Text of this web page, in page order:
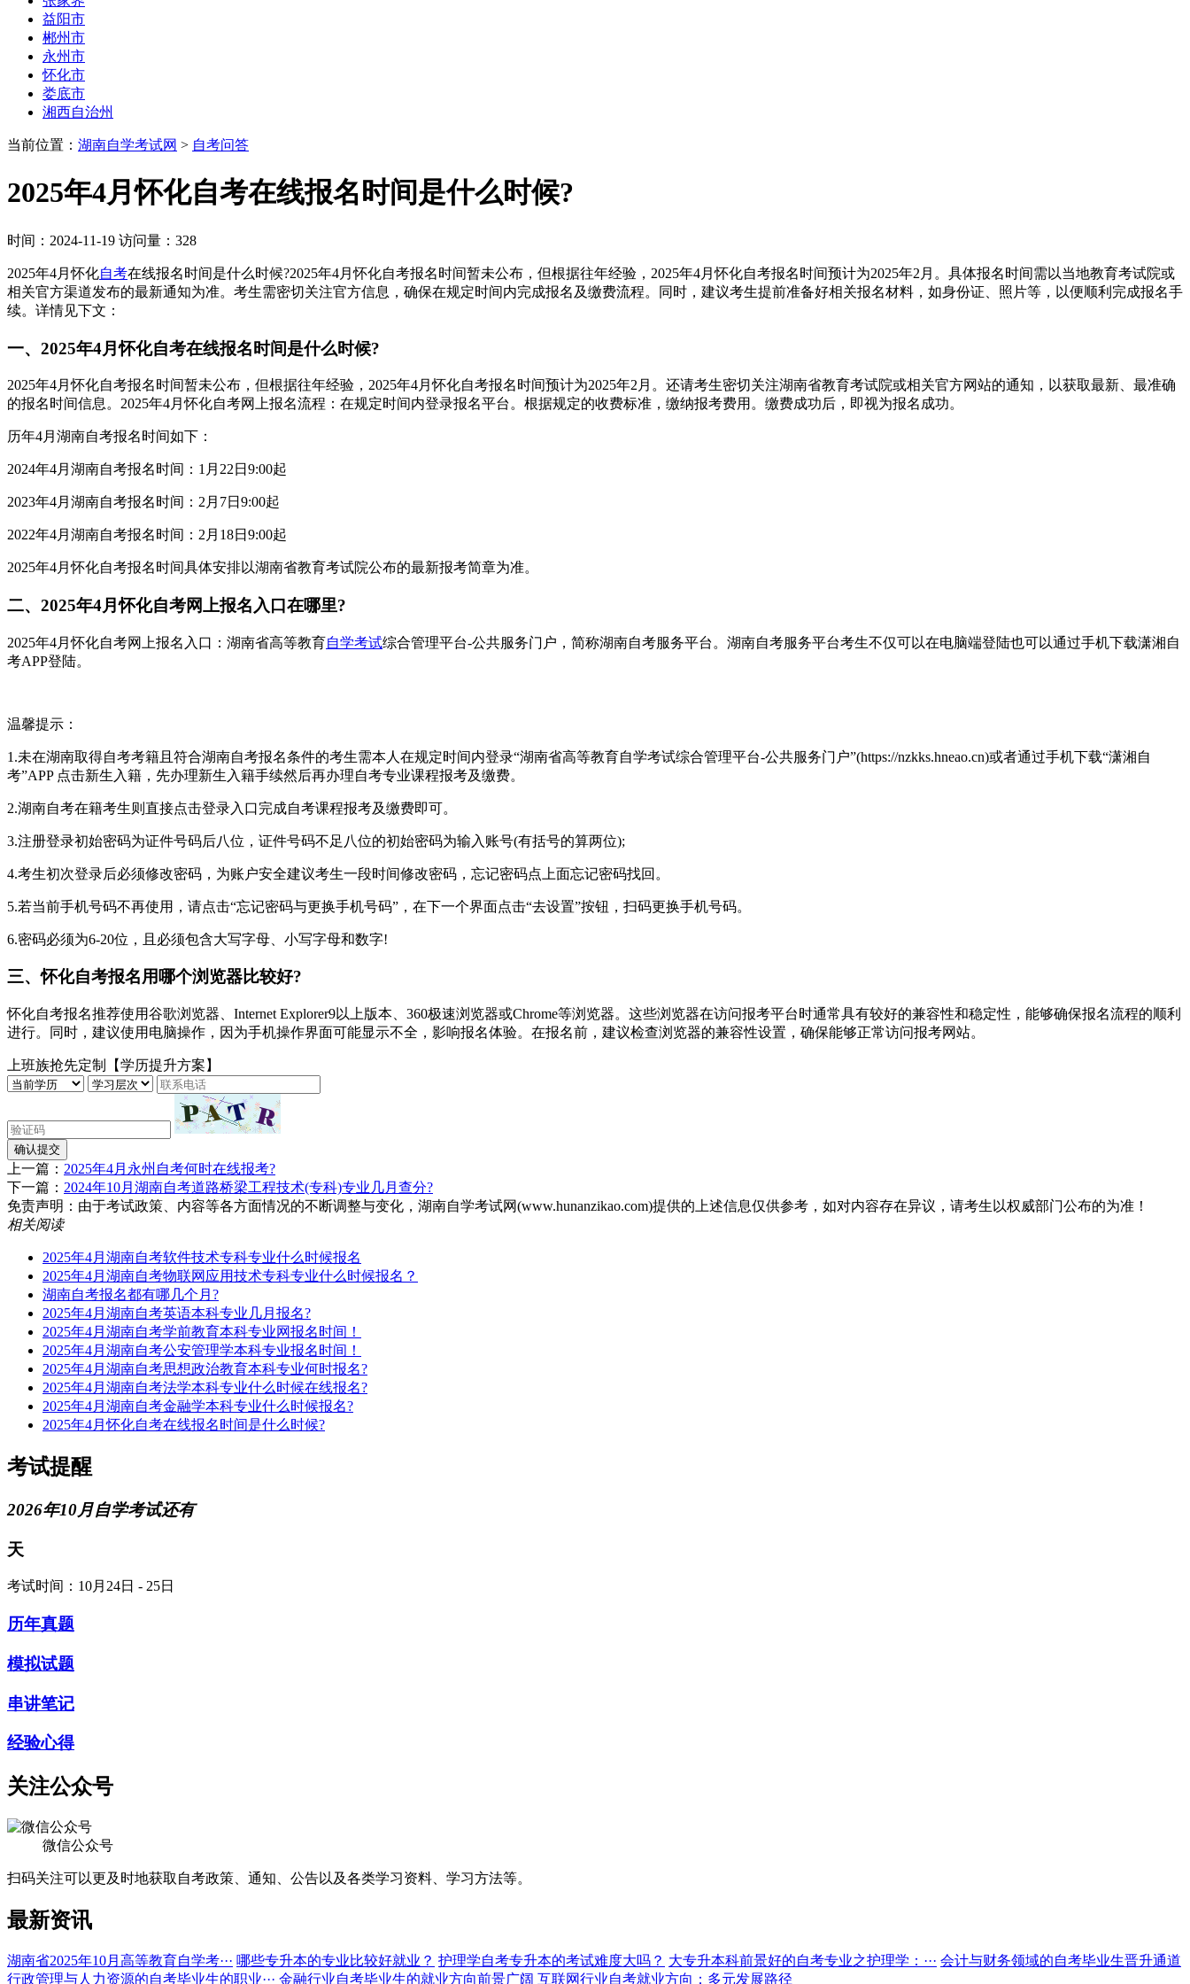
益阳市
郴州市
永州市
怀化市
娄底市
湘西自治州
当前位置： 湖南自学考试网 > 自考问答
2025年4月怀化自考在线报名时间是什么时候?
时间：2024-11-19 访问量：328
2025年4月怀化自考在线报名时间是什么时候?2025年4月怀化自考报名时间暂未公布，但根据往年经验，2025年4月怀化自考报名时间预计为2025年2月。具体报名时间需以当地教育考试院或
相关官方渠道发布的最新通知为准。考生需密切关注官方信息，确保在规定时间内完成报名及缴费流程。同时，建议考生提前准备好相关报名材料，如身份证、照片等，以便顺利完成报名手
续‌。详情见下文：
一、2025年4月怀化自考在线报名时间是什么时候?
2025年4月怀化自考报名时间暂未公布，但根据往年经验，2025年4月怀化自考报名时间预计为2025年2月。还请考生密切关注湖南省教育考试院或相关官方网站的通知，以获取最新、最准确
的报名时间信息。2025年4月怀化自考网上报名流程：在规定时间内登录报名平台。根据规定的收费标准，缴纳报考费用。缴费成功后，即视为报名成功。
历年4月湖南自考报名时间如下：
2024年4月湖南自考报名时间：1月22日9:00起
2023年4月湖南自考报名时间：2月7日9:00起
2022年4月湖南自考报名时间：2月18日9:00起
2025年4月怀化自考报名时间具体安排以湖南省教育考试院公布的最新报考简章为准。
二、2025年4月怀化自考网上报名入口在哪里?
2025年4月怀化自考网上报名入口：湖南省高等教育自学考试综合管理平台-公共服务门户，简称湖南自考服务平台。湖南自考服务平台考生不仅可以在电脑端登陆也可以通过手机下载潇湘自
考APP登陆。
温馨提示：
1.未在湖南取得自考考籍且符合湖南自考报名条件的考生需本人在规定时间内登录“湖南省高等教育自学考试综合管理平台-公共服务门户”(https://nzkks.hneao.cn)或者通过手机下载“潇湘自
考”APP 点击新生入籍，先办理新生入籍手续然后再办理自考专业课程报考及缴费。
2.湖南自考在籍考生则直接点击登录入口完成自考课程报考及缴费即可。
3.注册登录初始密码为证件号码后八位，证件号码不足八位的初始密码为输入账号(有括号的算两位);
4.考生初次登录后必须修改密码，为账户安全建议考生一段时间修改密码，忘记密码点上面忘记密码找回。
5.若当前手机号码不再使用，请点击“忘记密码与更换手机号码”，在下一个界面点击“去设置”按钮，扫码更换手机号码。
6.密码必须为6-20位，且必须包含大写字母、小写字母和数字!
三、怀化自考报名用哪个浏览器比较好?
怀化自考报名推荐使用谷歌浏览器、Internet Explorer9以上版本、360极速浏览器或Chrome等浏览器‌。这些浏览器在访问报考平台时通常具有较好的兼容性和稳定性，能够确保报名流程的顺利
进行。同时，建议使用电脑操作，因为手机操作界面可能显示不全，影响报名体验。在报名前，建议检查浏览器的兼容性设置，确保能够正常访问报考网站‌。
上班族抢先定制【学历提升方案】
确认提交
上一篇： 2025年4月永州自考何时在线报考?
下一篇： 2024年10月湖南自考道路桥梁工程技术(专科)专业几月查分?
免责声明：由于考试政策、内容等各方面情况的不断调整与变化，湖南自学考试网(www.hunanzikao.com)提供的上述信息仅供参考，如对内容存在异议，请考生以权威部门公布的为准！
相关阅读
2025年4月湖南自考软件技术专科专业什么时候报名
2025年4月湖南自考物联网应用技术专科专业什么时候报名？
湖南自考报名都有哪几个月?
2025年4月湖南自考英语本科专业几月报名?
2025年4月湖南自考学前教育本科专业网报名时间！
2025年4月湖南自考公安管理学本科专业报名时间！
2025年4月湖南自考思想政治教育本科专业何时报名?
2025年4月湖南自考法学本科专业什么时候在线报名?
2025年4月湖南自考金融学本科专业什么时候报名?
2025年4月怀化自考在线报名时间是什么时候?
考试提醒
2026年10月自学考试还有
天
考试时间：10月24日 - 25日
历年真题
模拟试题
串讲笔记
经验心得
关注公众号
微信公众号
扫码关注可以更及时地获取自考政策、通知、公告以及各类学习资料、学习方法等。
最新资讯
湖南省2025年10月高等教育自学考··· 哪些专升本的专业比较好就业？ 护理学自考专升本的考试难度大吗？ 大专升本科前景好的自考专业之护理学：··· 会计与财务领域的自考毕业生晋升通道
行政管理与人力资源的自考毕业生的职业··· 金融行业自考毕业生的就业方向前景广阔 互联网行业自考就业方向：多元发展路径